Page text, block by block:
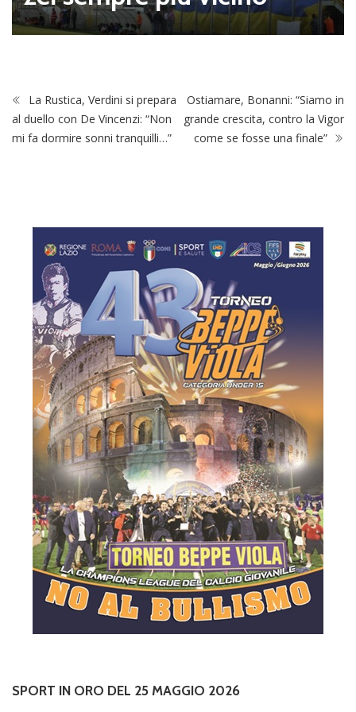
La Rustica, Verdini si prepara
al duello con De Vincenzi: “Non
mi fa dormire sonni tranquilli…”
Ostiamare, Bonanni: “Siamo in
grande crescita, contro la Vigor
come se fosse una finale”
SPORT IN ORO DEL 25 MAGGIO 2026